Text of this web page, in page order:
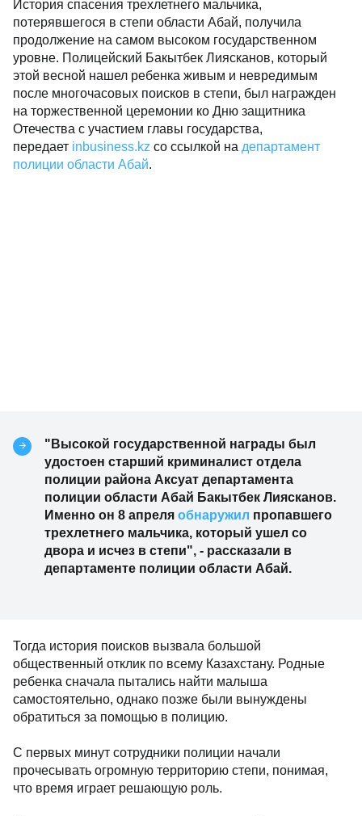
История спасения трехлетнего мальчика,
потерявшегося в степи области Абай, получила
продолжение на самом высоком государственном
уровне. Полицейский Бакытбек Лиясканов, который
этой весной нашел ребенка живым и невредимым
после многочасовых поисков в степи, был награжден
на торжественной церемонии ко Дню защитника
Отечества с участием главы государства,
передает inbusiness.kz со ссылкой на департамент
полиции области Абай.
"Высокой государственной награды был
удостоен старший криминалист отдела
полиции района Аксуат департамента
полиции области Абай Бакытбек Лиясканов.
Именно он 8 апреля обнаружил пропавшего
трехлетнего мальчика, который ушел со
двора и исчез в степи", - рассказали в
департаменте полиции области Абай.
Тогда история поисков вызвала большой
общественный отклик по всему Казахстану. Родные
ребенка сначала пытались найти малыша
самостоятельно, однако позже были вынуждены
обратиться за помощью в полицию.
С первых минут сотрудники полиции начали
прочесывать огромную территорию степи, понимая,
что время играет решающую роль.